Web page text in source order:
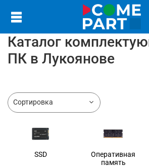
Каталог
ПК в Лукоянове
SSD
Оперативная
память